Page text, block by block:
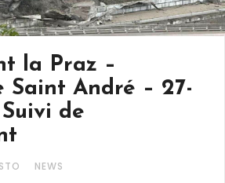
la Praz –
Saint André – 27-
de
NEWS